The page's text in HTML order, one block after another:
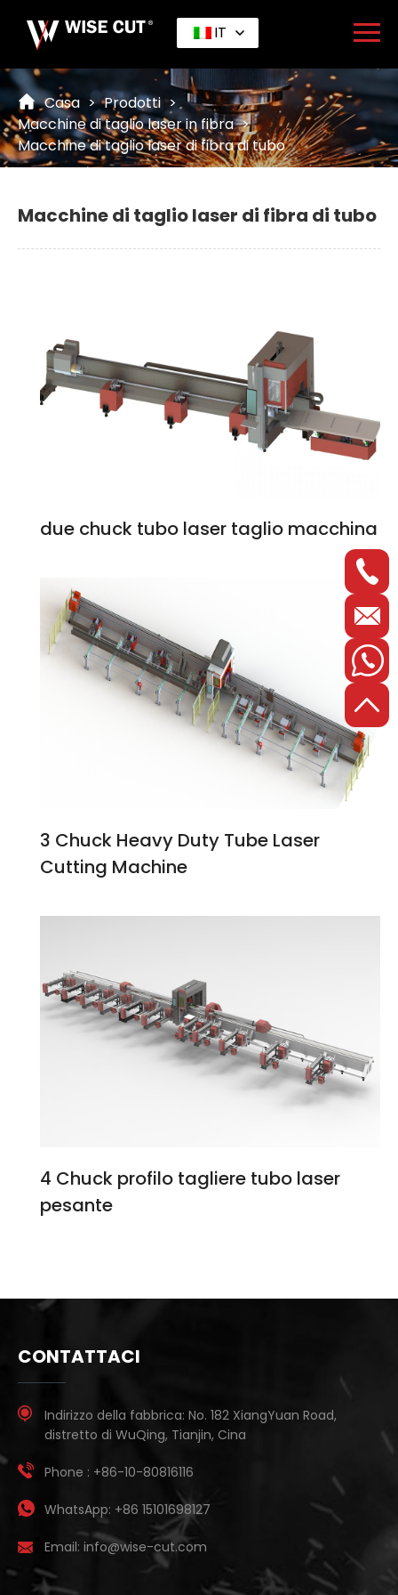
IT
Casa > Prodotti >
Macchine di taglio laser in fibra >
Macchine di taglio laser di fibra di tubo
Macchine di taglio laser di fibra di tubo
due chuck tubo laser taglio macchina
3 Chuck Heavy Duty Tube Laser
Cutting Machine
4 Chuck profilo tagliere tubo laser
pesante
CONTATTACI
Indirizzo della fabbrica: No. 182 XiangYuan Road,
distretto di WuQing, Tianjin, Cina
Phone : +86-10-80816116
WhatsApp: +86 15101698127
Email: info@wise-cut.com